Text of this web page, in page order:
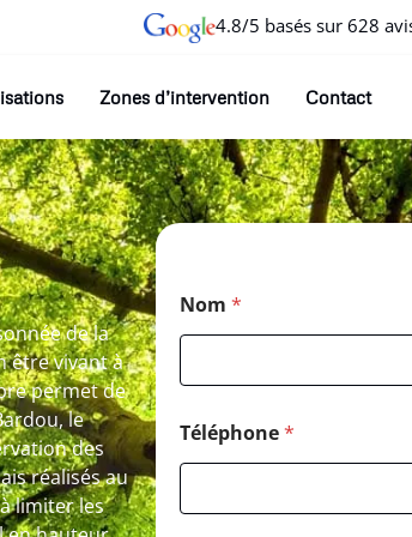
4.8/5 basés sur 628
Zones d’intervention Contact
de la
être vivant à
permet de
le
des
réalisés au
limiter les
Nom *
Téléphone*